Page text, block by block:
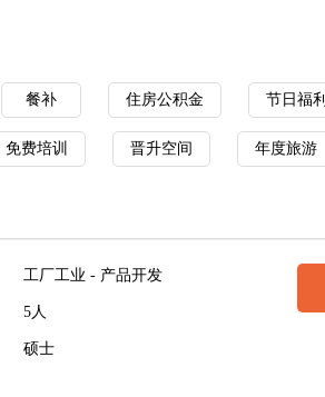
餐补 住房公积金 节日福利
免费培训 晋升空间 年度旅游
工厂工业 - 产品开发
5人
硕士